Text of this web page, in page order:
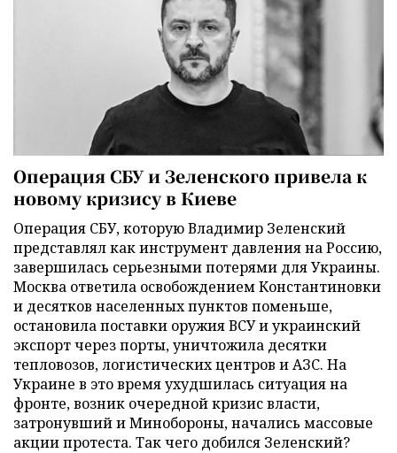
Операция СБУ и Зеленского привела к
новому кризису в Киеве
Операция СБУ, которую Владимир Зеленский
представлял как инструмент давления на Россию,
завершилась серьезными потерями для Украины.
Москва ответила освобождением Константиновки
и десятков населенных пунктов поменьше,
остановила поставки оружия ВСУ и украинский
экспорт через порты, уничтожила десятки
тепловозов, логистических центров и АЗС. На
Украине в это время ухудшилась ситуация на
фронте, возник очередной кризис власти,
затронувший и Минобороны, начались массовые
акции протеста. Так чего добился Зеленский?